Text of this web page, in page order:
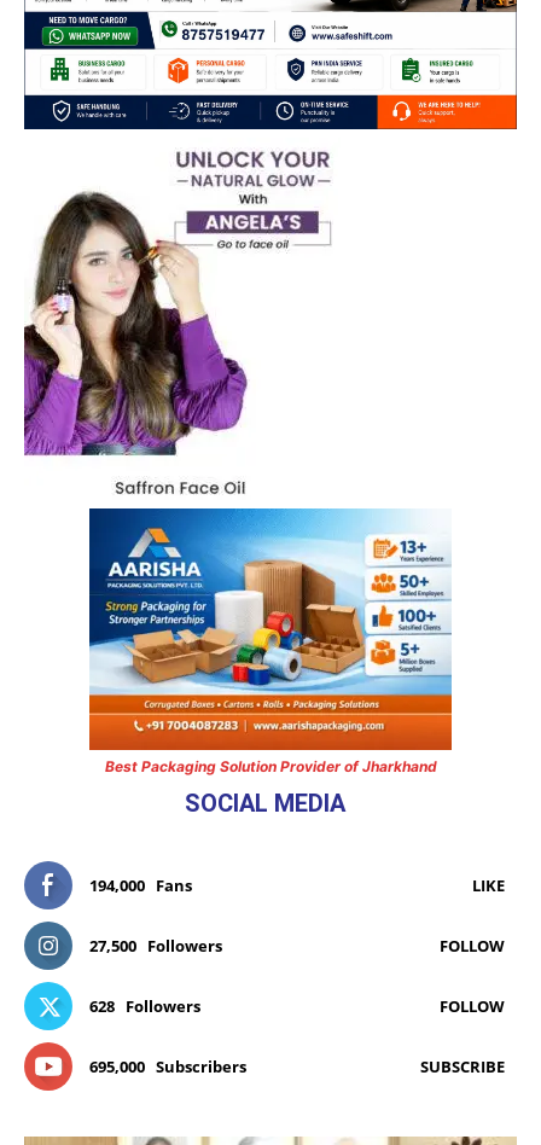
Best Packaging Solution Provider of Jharkhand
SOCIAL MEDIA
194,000 Fans LIKE
27,500 Followers FOLLOW
628 Followers FOLLOW
695,000 Subscribers SUBSCRIBE